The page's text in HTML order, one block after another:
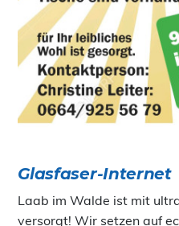
Glasfaser-Internet
Laab im Walde ist mit
versorgt! Wir setzen auf